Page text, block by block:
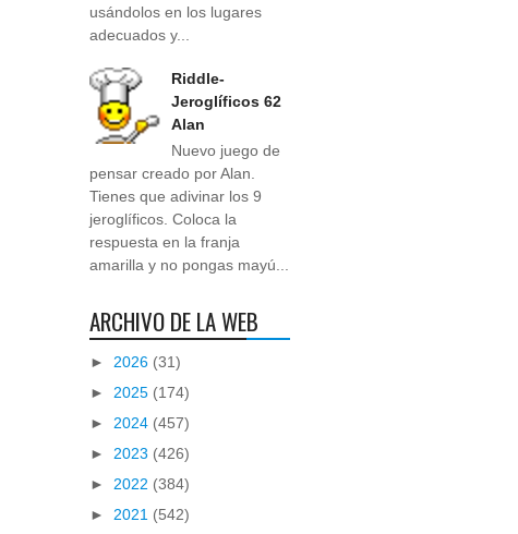
usándolos en los lugares
adecuados y...
Riddle-
Jeroglíficos 62
Alan
Nuevo juego de
pensar creado por Alan.
Tienes que adivinar los 9
jeroglíficos. Coloca la
respuesta en la franja
amarilla y no pongas mayú...
ARCHIVO DE LA WEB
► 2026 (31)
► 2025 (174)
► 2024 (457)
► 2023 (426)
► 2022 (384)
► 2021 (542)